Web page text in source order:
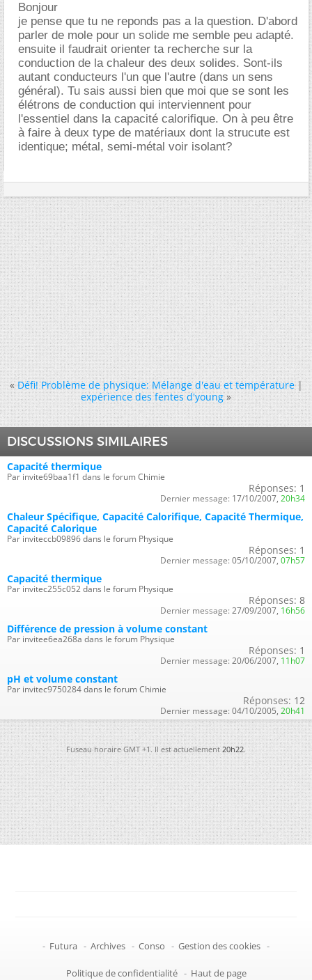
Bonjour
je pense que tu ne reponds pas a la question. D'abord
parler de mole pour un solide me semble peu adapté.
ensuite il faudrait orienter ta recherche sur la
conduction de la chaleur des deux solides. Sont-ils
autant conducteurs l'un que l'autre (dans un sens
général). Tu sais aussi bien que moi que se sont les
élétrons de conduction qui interviennent pour
l'essentiel dans la capacité calorifique. On à peu être
à faire à deux type de matériaux dont la strucute est
identique; métal, semi-métal voir isolant?
« Défi! Problème de physique: Mélange d'eau et température|
expérience des fentes d'young »
DISCUSSIONS SIMILAIRES
Capacité thermique
Par invite69baa1f1 dans le forum Chimie
Réponses: 1
Dernier message: 17/10/2007, 20h34
Chaleur Spécifique, Capacité Calorifique, Capacité Thermique,
Capacité Calorique
Par inviteccb09896 dans le forum Physique
Réponses: 1
Dernier message: 05/10/2007, 07h57
Capacité thermique
Par invitec255c052 dans le forum Physique
Réponses: 8
Dernier message: 27/09/2007, 16h56
Différence de pression à volume constant
Par invitee6ea268a dans le forum Physique
Réponses: 1
Dernier message: 20/06/2007, 11h07
pH et volume constant
Par invitec9750284 dans le forum Chimie
Réponses: 12
Dernier message: 04/10/2005, 20h41
Fuseau horaire GMT +1. Il est actuellement20h22.
- Futura - Archives - Conso - Gestion des cookies -
Politique de confidentialité - Haut de page